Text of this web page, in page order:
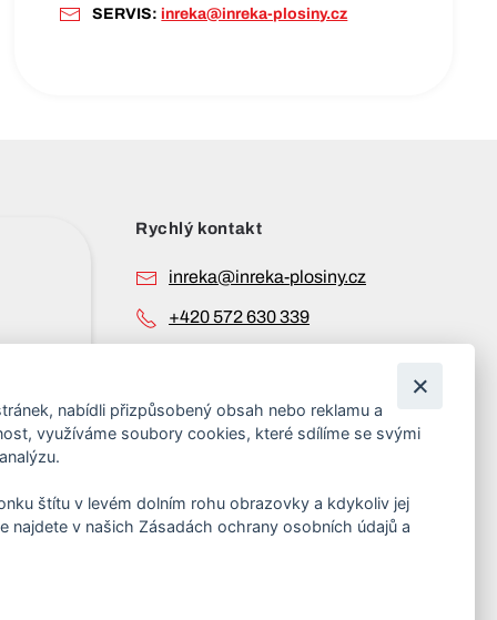
SERVIS: inreka@inreka-plosiny.cz
Rychlý kontakt
inreka@inreka-plosiny.cz
+420 572 630 339
na tomto webu jsou majetkem provozovatele a
nabídli přizpůsobený obsah nebo reklamu a
využíváme soubory cookies, které sdílíme se svými
štítu v levém dolním rohu obrazovky a kdykoliv jej
najdete v našich Zásadách ochrany osobních údajů a